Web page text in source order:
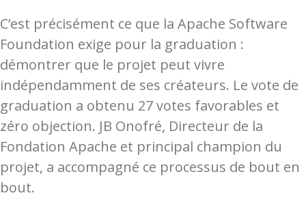
C’est précisément ce que la Apache Software
Foundation exige pour la graduation :
démontrer que le projet peut vivre
indépendamment de ses créateurs. Le vote de
graduation a obtenu 27 votes favorables et
zéro objection. JB Onofré, Directeur de la
Fondation Apache et principal champion du
projet, a accompagné ce processus de bout en
bout.